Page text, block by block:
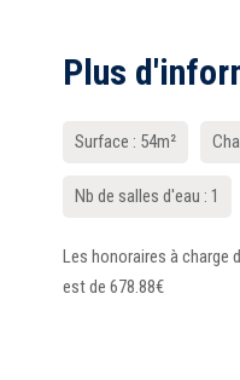
Plus
Surface : 54m²
Nb de salles d'eau : 1
Les honoraires à charge
est de 678.88€